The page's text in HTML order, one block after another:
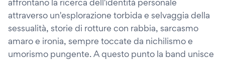
affrontano la ricerca dell'identità personale
attraverso un'esplorazione torbida e selvaggia della
sessualità, storie di rotture con rabbia, sarcasmo
amaro e ironia, sempre toccate da nichilismo e
umorismo pungente. A questo punto la band unisce